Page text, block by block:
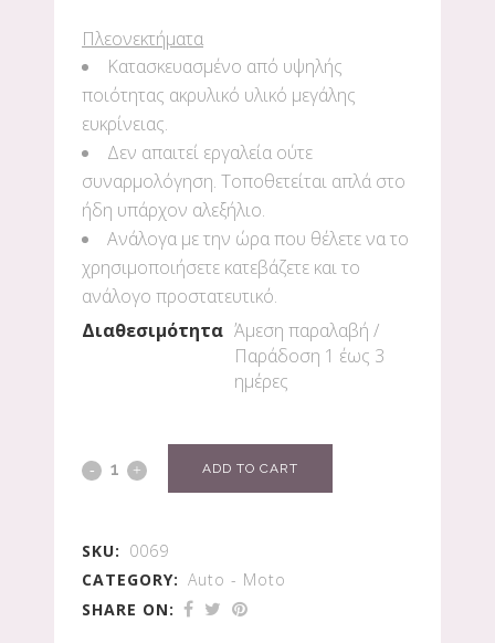
Πλεονεκτήματα
Κατασκευασμένο από υψηλής
ποιότητας ακρυλικό υλικό μεγάλης
ευκρίνειας.
Δεν απαιτεί εργαλεία ούτε
συναρμολόγηση. Τοποθετείται απλά στο
ήδη υπάρχον αλεξήλιο.
Ανάλογα με την ώρα που θέλετε να το
χρησιμοποιήσετε κατεβάζετε και το
ανάλογο προστατευτικό.
Διαθεσιμότητα Άμεση παραλαβή /
Παράδoση 1 έως 3
ημέρες
ADD TO CART
SKU: 0069
CATEGORY: Auto - Moto
SHARE ON: